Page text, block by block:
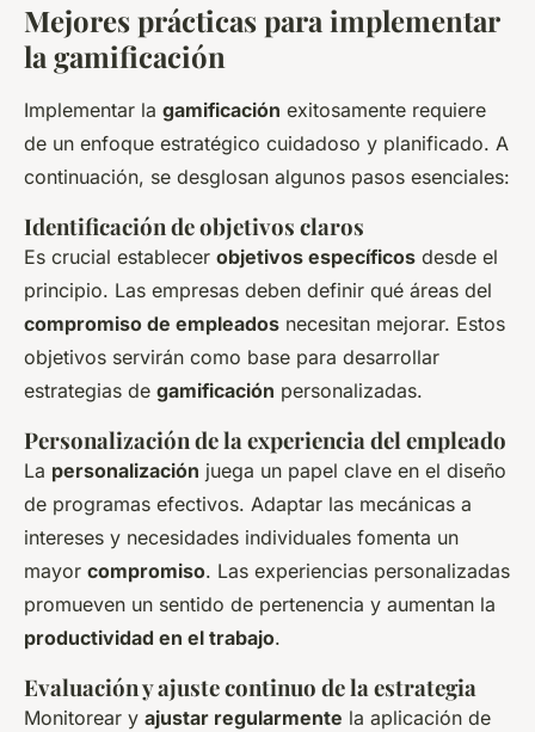
Mejores prácticas para implementar
la gamificación
Implementar la gamificación exitosamente requiere
de un enfoque estratégico cuidadoso y planificado. A
continuación, se desglosan algunos pasos esenciales:
Identificación de objetivos claros
Es crucial establecer objetivos específicos desde el
principio. Las empresas deben definir qué áreas del
compromiso de empleados necesitan mejorar. Estos
objetivos servirán como base para desarrollar
estrategias de gamificación personalizadas.
Personalización de la experiencia del empleado
La personalización juega un papel clave en el diseño
de programas efectivos. Adaptar las mecánicas a
intereses y necesidades individuales fomenta un
mayor compromiso. Las experiencias personalizadas
promueven un sentido de pertenencia y aumentan la
productividad en el trabajo.
Evaluación y ajuste continuo de la estrategia
Monitorear y ajustar regularmente la aplicación de